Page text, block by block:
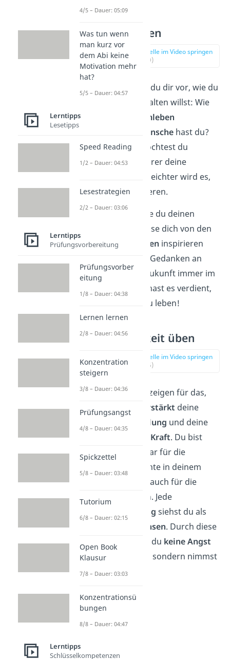
1. Ziele setzen
zur Stelle im Video springen
(01:10)
Zunächst stellst du dir vor, wie du
dein Leben gestalten willst: Wie
Traumleben
Wünsche hast du?
WelcheZiele
möchtest du
erreichen? Je klarer deine
Visionen, desto leichter wird es,
sie zu manifestieren.
Stelle dir vor, wie du deinen
Traum lebst. Lasse dich von den
schönen Gefühlen inspirieren
und behalte die Gedanken an
deine Wunsch-Zukunft immer im
Hinterkopf. Du hast es verdient,
deinen Traum zu leben!
2. Dankbarkeit üben
zur Stelle im Video springen
(01:26)
Dankbarkeit zu zeigen für das,
was du hast,
verstärkt deine
Einstellung und deine
Manifestations-Kraft. Du bist
nicht nur dankbar für die
schönen Momente in deinem
Leben, sondern auch für die
schweren Zeiten. Jede
Herausforderung siehst du als
wachsen. Durch diese
Einstellung hast du keine Angst
vor der Zukunft, sondern nimmst
sie offen an.
4/5 – Dauer: 05:09
Was tun wenn
man kurz vor
dem Abi keine
Motivation mehr
hat?
5/5 – Dauer: 04:57
Lerntipps
Lesetipps
Speed Reading
1/2 – Dauer: 04:53
Lesestrategien
2/2 – Dauer: 03:06
Lerntipps
Prüfungsvorbereitung
Prüfungsvorber
eitung
1/8 – Dauer: 04:38
Lernen lernen
2/8 – Dauer: 04:56
Konzentration
steigern
3/8 – Dauer: 04:36
Prüfungsangst
4/8 – Dauer: 04:35
Spickzettel
5/8 – Dauer: 03:48
Tutorium
6/8 – Dauer: 02:15
Open Book
Klausur
7/8 – Dauer: 03:03
Konzentrationsü
bungen
8/8 – Dauer: 04:47
Lerntipps
Schlüsselkompetenzen